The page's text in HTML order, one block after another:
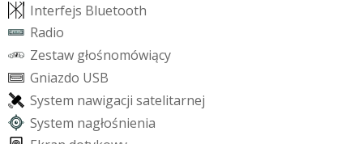
Interfejs Bluetooth
Radio
Zestaw głośnomówiący
Gniazdo USB
System nawigacji satelitarnej
System nagłośnienia